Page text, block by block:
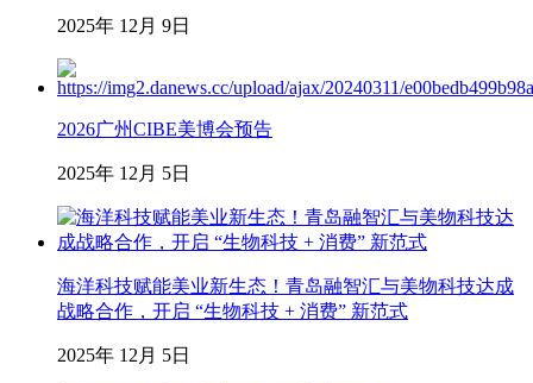
2025年 12月 9日
2026广州CIBE美博会预告
2025年 12月 5日
海洋科技赋能美业新生态！青岛融智汇与美物科技达成
战略合作，开启 “生物科技 + 消费” 新范式
2025年 12月 5日